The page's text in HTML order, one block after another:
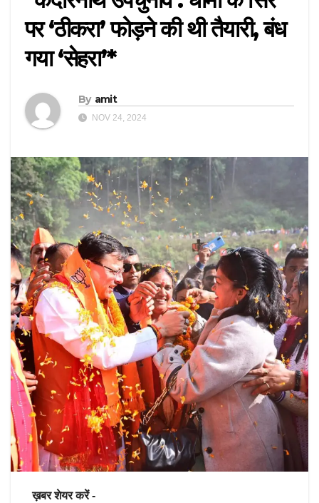
पर ‘ठीकरा’ फोड़ने की थी तैयारी, बंध
गया ‘सेहरा’*
By amit
NOV 24, 2024
ख़बर शेयर करें -